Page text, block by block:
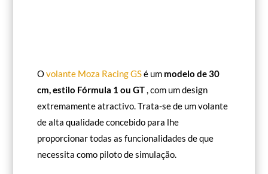
Ovolante Moza Racing GSé um modelo de 30
cm, estilo Fórmula 1 ou GT, com um design
extremamente atractivo. Trata-se de um volante
de alta qualidade concebido para lhe
proporcionar todas as funcionalidades de que
necessita como piloto de simulação.